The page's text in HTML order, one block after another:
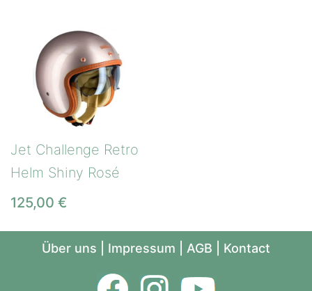
Jet Challenge Retro
Helm Shiny Rosé
125,00 €
Über uns Impressum AGB Kontact